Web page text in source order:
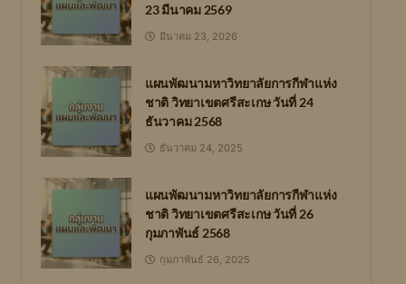
23 มีนาคม 2569
มีนาคม 23, 2026
แผนพัฒนามหาวิทยาลัยการกีฬาแห่ง
ชาติ วิทยาเขตศรีสะเกษ วันที่ 24
ธันวาคม 2568
ธันวาคม 24, 2025
แผนพัฒนามหาวิทยาลัยการกีฬาแห่ง
ชาติ วิทยาเขตศรีสะเกษ วันที่ 26
กุมภาพันธ์ 2568
กุมภาพันธ์ 26, 2025